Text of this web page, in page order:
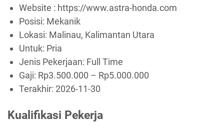
Website : https://www.astra-honda.com
Posisi: Mekanik
Lokasi: Malinau, Kalimantan Utara
Untuk: Pria
Jenis Pekerjaan: Full Time
Gaji: Rp3.500.000 – Rp5.000.000
Terakhir: 2026-11-30
Kualifikasi Pekerja